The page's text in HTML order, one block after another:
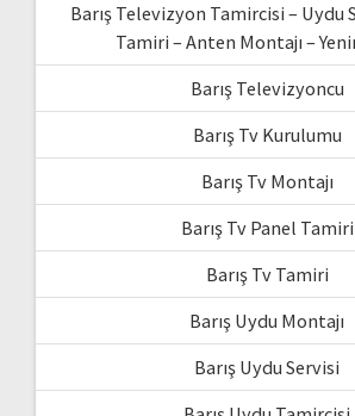
Barış Televizyon Tamircisi – Uydu
Tamiri – Anten Montajı –
Barış Televizyoncu
Barış Tv Kurulumu
Barış Tv Montajı
Barış Tv Panel Tamiri
Barış Tv Tamiri
Barış Uydu Montajı
Barış Uydu Servisi